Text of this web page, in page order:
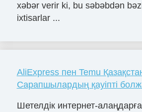
xəbər verir ki, bu səbəbdən
ixtisarlar ...
AliExpress пен Temu
Сарапшылардың қауіпті
Шетелдік интернет-